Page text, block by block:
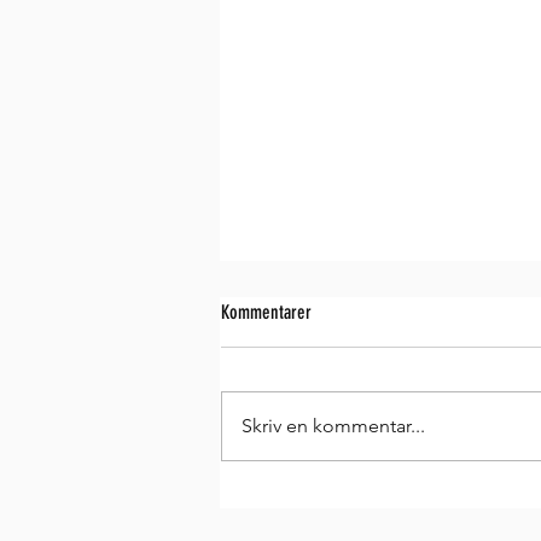
Kommentarer
Skriv en kommentar...